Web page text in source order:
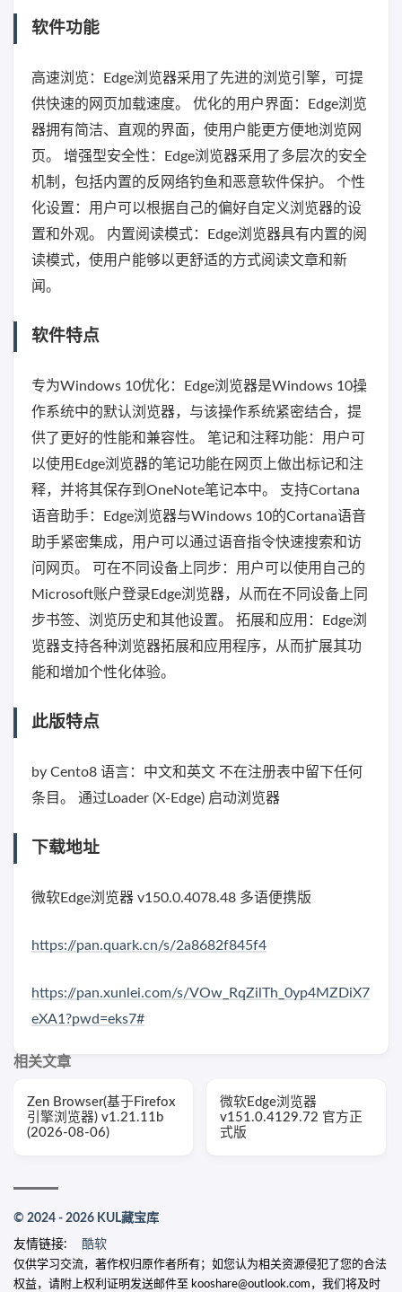
软件功能
高速浏览：Edge浏览器采用了先进的浏览引擎，可提
供快速的网页加载速度。 优化的用户界面：Edge浏览
器拥有简洁、直观的界面，使用户能更方便地浏览网
页。 增强型安全性：Edge浏览器采用了多层次的安全
机制，包括内置的反网络钓鱼和恶意软件保护。 个性
化设置：用户可以根据自己的偏好自定义浏览器的设
置和外观。 内置阅读模式：Edge浏览器具有内置的阅
读模式，使用户能够以更舒适的方式阅读文章和新
闻。
软件特点
专为Windows 10优化：Edge浏览器是Windows 10操
作系统中的默认浏览器，与该操作系统紧密结合，提
供了更好的性能和兼容性。 笔记和注释功能：用户可
以使用Edge浏览器的笔记功能在网页上做出标记和注
释，并将其保存到OneNote笔记本中。 支持Cortana
语音助手：Edge浏览器与Windows 10的Cortana语音
助手紧密集成，用户可以通过语音指令快速搜索和访
问网页。 可在不同设备上同步：用户可以使用自己的
Microsoft账户登录Edge浏览器，从而在不同设备上同
步书签、浏览历史和其他设置。 拓展和应用：Edge浏
览器支持各种浏览器拓展和应用程序，从而扩展其功
能和增加个性化体验。
此版特点
by Cento8 语言：中文和英文 不在注册表中留下任何
条目。 通过Loader (X-Edge) 启动浏览器
下载地址
微软Edge浏览器 v150.0.4078.48 多语便携版
https://pan.quark.cn/s/2a8682f845f4
https://pan.xunlei.com/s/VOw_RqZilTh_0yp4MZDiX7
eXA1?pwd=eks7#
相关文章
Zen Browser(基于Firefox
引擎浏览器) v1.21.11b
(2026-08-06)
微软Edge浏览器
v151.0.4129.72 官方正
式版
© 2024 - 2026 KUL藏宝库
友情链接: 酷软
仅供学习交流，著作权归原作者所有；如您认为相关资源侵犯了您的合法
权益，请附上权利证明发送邮件至 kooshare@outlook.com，我们将及时